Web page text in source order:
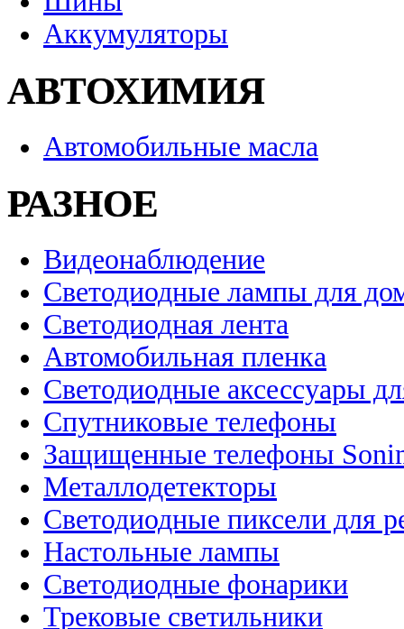
Аккумуляторы
АВТОХИМИЯ
Автомобильные масла
РАЗНОЕ
Видеонаблюдение
Светодиодные лампы для
Светодиодная лента
Автомобильная пленка
Светодиодные аксессуары
Спутниковые телефоны
Защищенные телефоны
Металлодетекторы
Светодиодные пиксели для
Настольные лампы
Светодиодные фонарики
Трековые светильники